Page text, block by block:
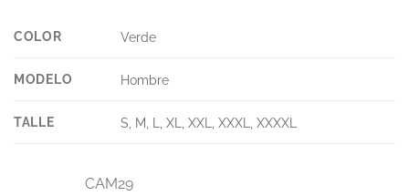
COLOR Verde
MODELO Hombre
TALLE S, M, L, XL, XXL, XXXL, XXXXL
CAM29